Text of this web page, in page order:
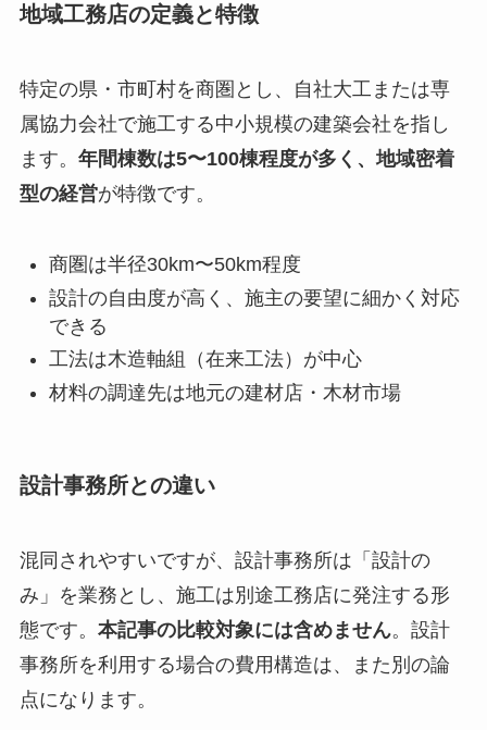
地域工務店の定義と特徴
特定の県・市町村を商圏とし、自社大工または専
属協力会社で施工する中小規模の建築会社を指し
ます。 年間棟数は5〜100棟程度が多く、地域密着
型の経営が特徴です。
商圏は半径30km〜50km程度
設計の自由度が高く、施主の要望に細かく対応
できる
工法は木造軸組（在来工法）が中心
材料の調達先は地元の建材店・木材市場
設計事務所との違い
混同されやすいですが、設計事務所は「設計の
み」を業務とし、施工は別途工務店に発注する形
態です。 本記事の比較対象には含めません。設計
事務所を利用する場合の費用構造は、また別の論
点になります。